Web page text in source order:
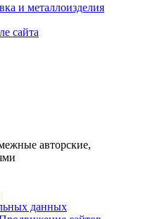
и металлоизделия
сайта
авторские,
данных